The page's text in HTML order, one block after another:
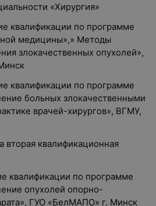
«Хирургия»
квалификации по программе
медицины»,» Методы
злокачественных опухолей»,
квалификации по программе
больных злокачественными
врачей-хирургов», ВГМУ,
вторая квалификационная
квалификации по программе
опухолей опорно-
ГУО «БелМАПО» г. Минск